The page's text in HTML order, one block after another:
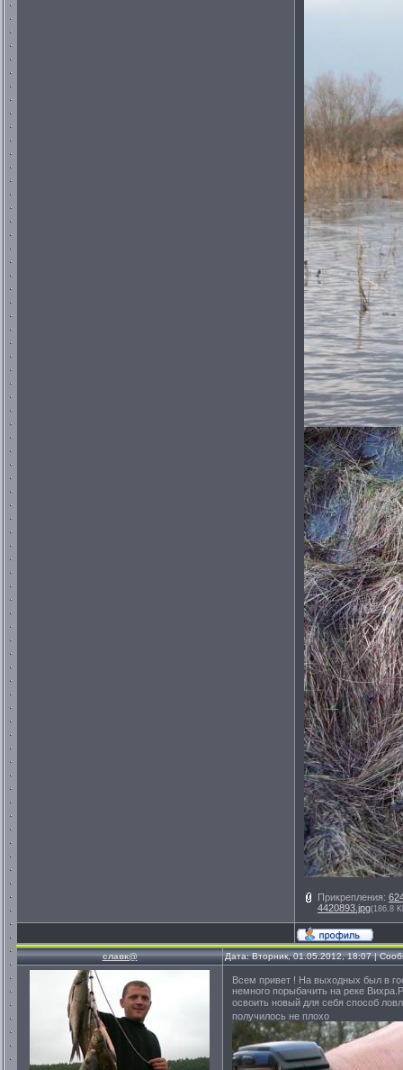
Прикрепления:
4420893.jpg(186.8
славк@ Дата: Вторник, 01.05.2012, 18:07 |
Всем привет ! На выходных был в
немного порыбачить на реке
освоить новый для себя способ
получилось не плохо